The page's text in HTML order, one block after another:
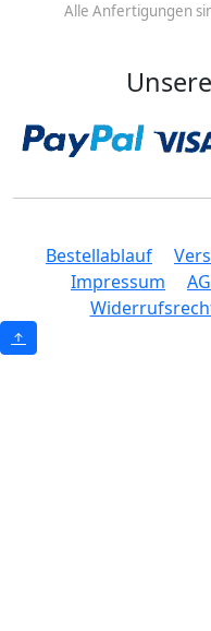
Alle Anfertigungen
Bestellablauf
Impressum